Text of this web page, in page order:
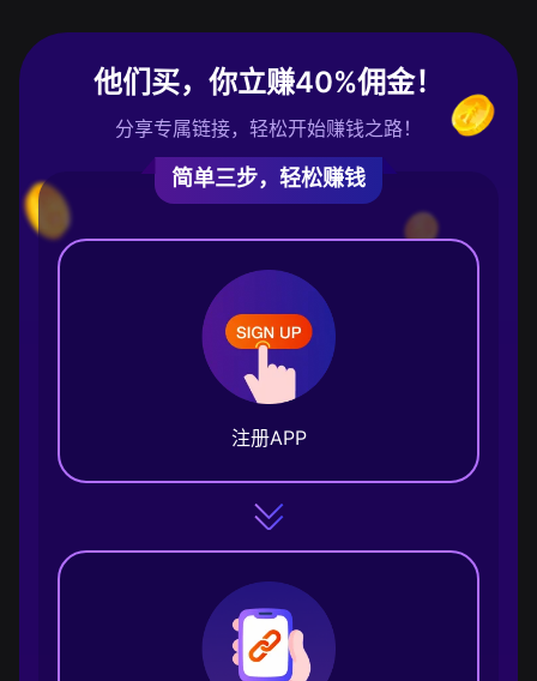
他们买，你立赚40%佣金！
分享专属链接，轻松开始赚钱之路！
简单三步，轻松赚钱
注册APP